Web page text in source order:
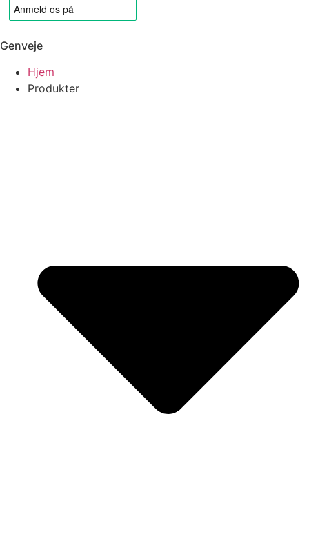
Genveje
Hjem
Produkter